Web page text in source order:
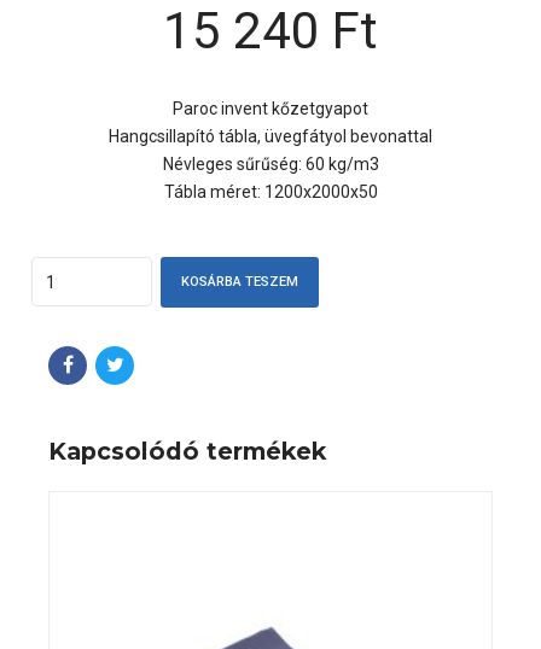
15 240 Ft
Paroc invent kőzetgyapot
Hangcsillapító tábla, üvegfátyol bevonattal
Névleges sűrűség: 60 kg/m3
Tábla méret: 1200x2000x50
KOSÁRBA TESZEM
Kapcsolódó termékek